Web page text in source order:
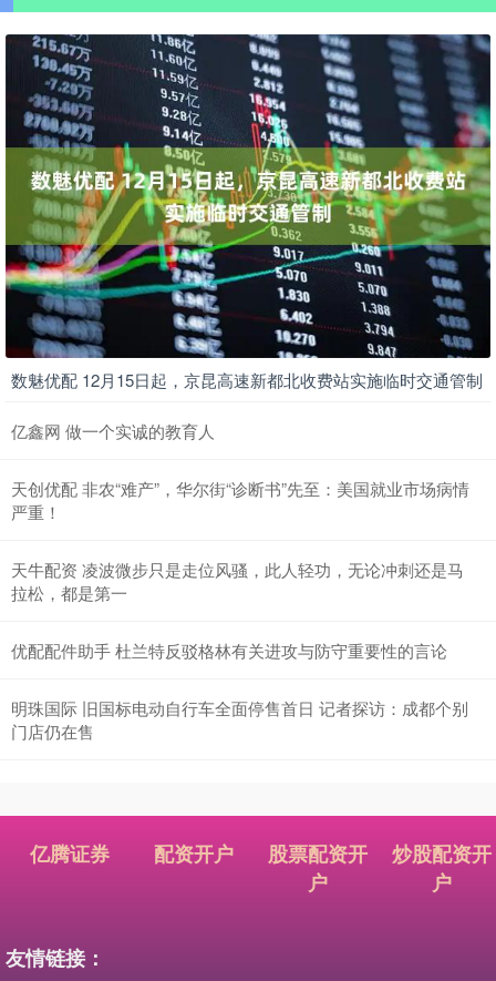
数魅优配 12月15日起，京昆高速新都北收费站实施临时交通管制
亿鑫网 做一个实诚的教育人
天创优配 非农“难产”，华尔街“诊断书”先至：美国就业市场病情
严重！
天牛配资 凌波微步只是走位风骚，此人轻功，无论冲刺还是马
拉松，都是第一
优配配件助手 杜兰特反驳格林有关进攻与防守重要性的言论
明珠国际 旧国标电动自行车全面停售首日 记者探访：成都个别
门店仍在售
亿腾证券 配资开户
股票配资开
户
炒股配资开
户
友情链接：